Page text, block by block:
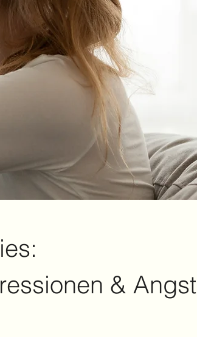
& Angst